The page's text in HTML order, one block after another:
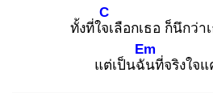
ทั้งที่ใจเ
C
ลือกเธอ ก็นึกว่า
แต่เป็นฉัน
Em
ที่จริงใจ